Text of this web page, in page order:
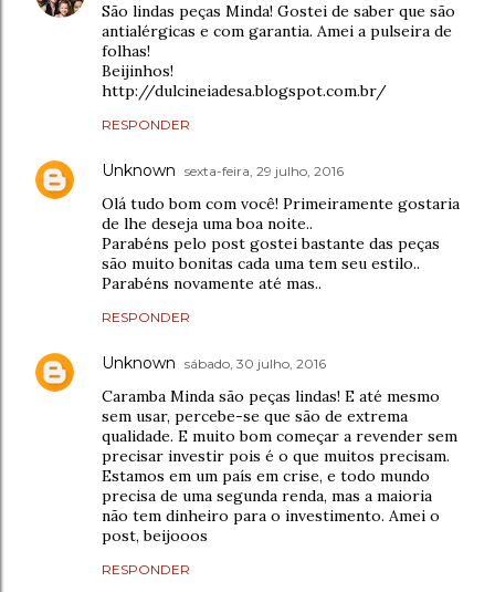
São lindas peças Minda! Gostei de saber que são
antialérgicas e com garantia. Amei a pulseira de
folhas!
Beijinhos!
http://dulcineiadesa.blogspot.com.br/
RESPONDER
Unknown sexta-feira, 29 julho, 2016
Olá tudo bom com você! Primeiramente gostaria
de lhe deseja uma boa noite..
Parabéns pelo post gostei bastante das peças
são muito bonitas cada uma tem seu estilo..
Parabéns novamente até mas..
RESPONDER
Unknown sábado, 30 julho, 2016
Caramba Minda são peças lindas! E até mesmo
sem usar, percebe-se que são de extrema
qualidade. E muito bom começar a revender sem
precisar investir pois é o que muitos precisam.
Estamos em um país em crise, e todo mundo
precisa de uma segunda renda, mas a maioria
não tem dinheiro para o investimento. Amei o
post, beijooos
RESPONDER